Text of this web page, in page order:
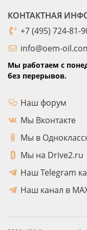
КОНТАКТНАЯ
+7 (495) 724-81-
info@oem-
Мы работаем с
без перерывов.
Наш форум
Мы Вконтакте
Мы в
Мы на Drive2.ru
Наш Telegram
Наш канал в